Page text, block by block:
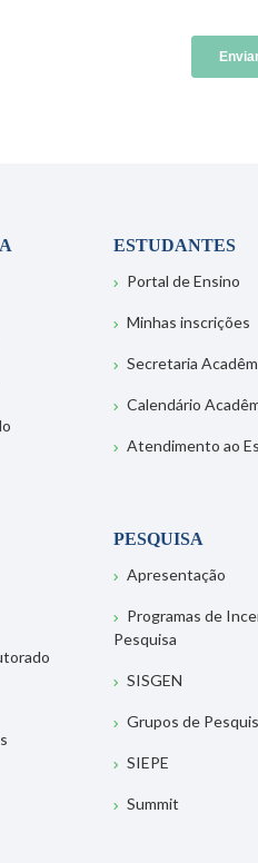
ESTUDANTES
Portal de Ensino
Minhas inscrições
Secretaria
Calendário
Atendimento ao
PESQUISA
Apresentação
Programas de
Pesquisa
SISGEN
Grupos de
SIEPE
Summit